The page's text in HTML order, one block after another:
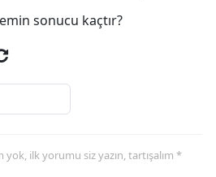
sonucu kaçtır?
ilk yorumu siz yazın, tartışalım *